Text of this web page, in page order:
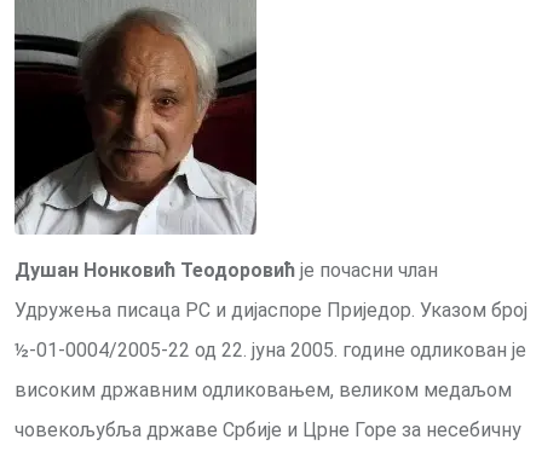
Душан Нонковић Теодоровић је почасни члан
Удружења писаца РС и дијаспоре Приједор. Указом број
½-01-0004/2005-22 од 22. јуна 2005. године одликован је
високим државним одликовањем, великом медаљом
човекољубља државе Србије и Црне Горе за несебичну